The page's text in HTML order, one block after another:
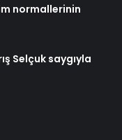
normallerinin
Selçuk saygıyla